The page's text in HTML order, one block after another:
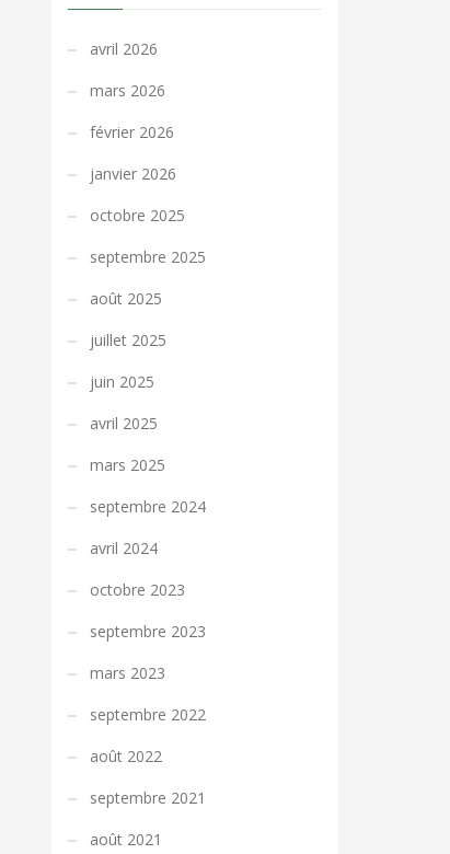
avril 2026
mars 2026
février 2026
janvier 2026
octobre 2025
septembre 2025
août 2025
juillet 2025
juin 2025
avril 2025
mars 2025
septembre 2024
avril 2024
octobre 2023
septembre 2023
mars 2023
septembre 2022
août 2022
septembre 2021
août 2021